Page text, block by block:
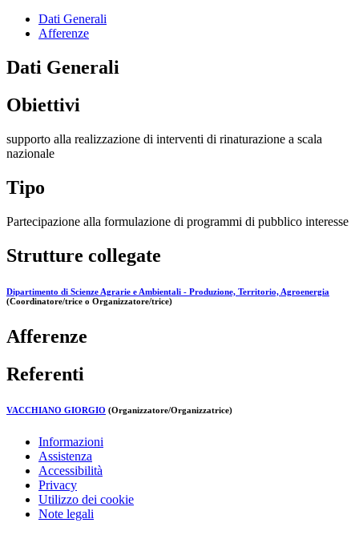
Dati Generali
Afferenze
Dati Generali
Obiettivi
supporto alla realizzazione di interventi di rinaturazione a scala
nazionale
Tipo
Partecipazione alla formulazione di programmi di pubblico interesse
Strutture collegate
Dipartimento di Scienze Agrarie e Ambientali - Produzione, Territorio, Agroenergia
(Coordinatore/trice o Organizzatore/trice)
Afferenze
Referenti
VACCHIANO GIORGIO (Organizzatore/Organizzatrice)
Informazioni
Assistenza
Accessibilità
Privacy
Utilizzo dei cookie
Note legali